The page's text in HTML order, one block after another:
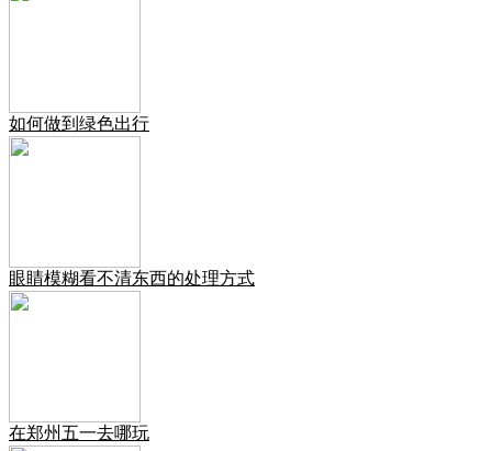
如何做到绿色出行
眼睛模糊看不清东西的处理方式
在郑州五一去哪玩